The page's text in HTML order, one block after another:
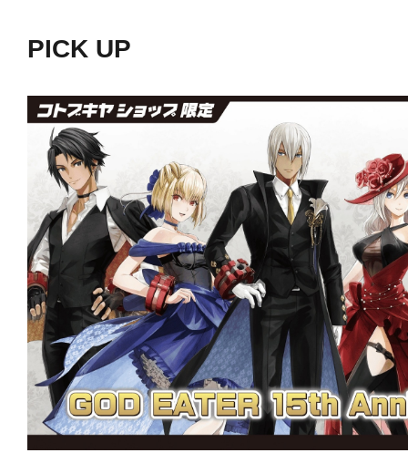
ます。
PICK UP